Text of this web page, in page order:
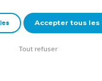
nous parlons.
Pour vous procurer une
Accepter tous les
Tout refuser